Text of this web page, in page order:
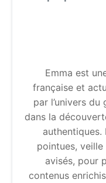
Emma est
française et
par l’univers
dans la
authentiques.
pointues,
avisés, pour
contenus